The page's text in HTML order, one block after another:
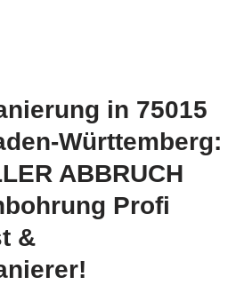
in 75015
Württemberg:
ABBRUCH
Profi
&